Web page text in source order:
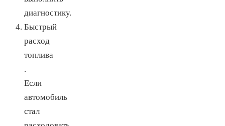
диагностику.
Быстрый
расход
топлива
.
Если
автомобиль
стал